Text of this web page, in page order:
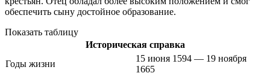
обеспечить сыну достойное образование.
Показать таблицу
Историческая справка
Годы жизни
15 июня 1594 — 19 ноября
1665